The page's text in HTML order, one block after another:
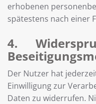
erhobenen
spätestens nach einer
4.
Der Nutzer hat
Einwilligung zur
Daten zu widerrufen.